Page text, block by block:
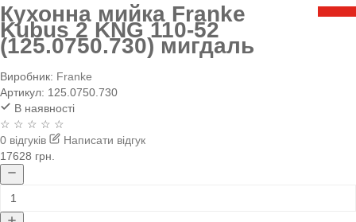
Кухонна мийка Franke
Kubus 2 KNG 110-52
(125.0750.730) мигдаль
Виробник: Franke
Артикул: 125.0750.730
В наявності
☆ ☆ ☆ ☆ ☆
0 відгуків
Написати відгук
17628 грн.